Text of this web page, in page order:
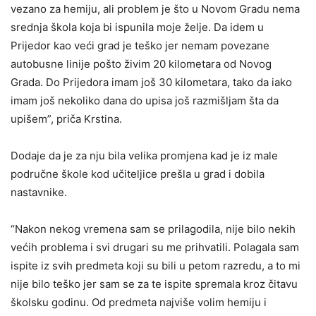
vezano za hemiju, ali problem je što u Novom Gradu nema
srednja škola koja bi ispunila moje želje. Da idem u
Prijedor kao veći grad je teško jer nemam povezane
autobusne linije pošto živim 20 kilometara od Novog
Grada. Do Prijedora imam još 30 kilometara, tako da iako
imam još nekoliko dana do upisa još razmišljam šta da
upišem”, priča Krstina.
Dodaje da je za nju bila velika promjena kad je iz male
područne škole kod učiteljice prešla u grad i dobila
nastavnike.
“Nakon nekog vremena sam se prilagodila, nije bilo nekih
većih problema i svi drugari su me prihvatili. Polagala sam
ispite iz svih predmeta koji su bili u petom razredu, a to mi
nije bilo teško jer sam se za te ispite spremala kroz čitavu
školsku godinu. Od predmeta najviše volim hemiju i